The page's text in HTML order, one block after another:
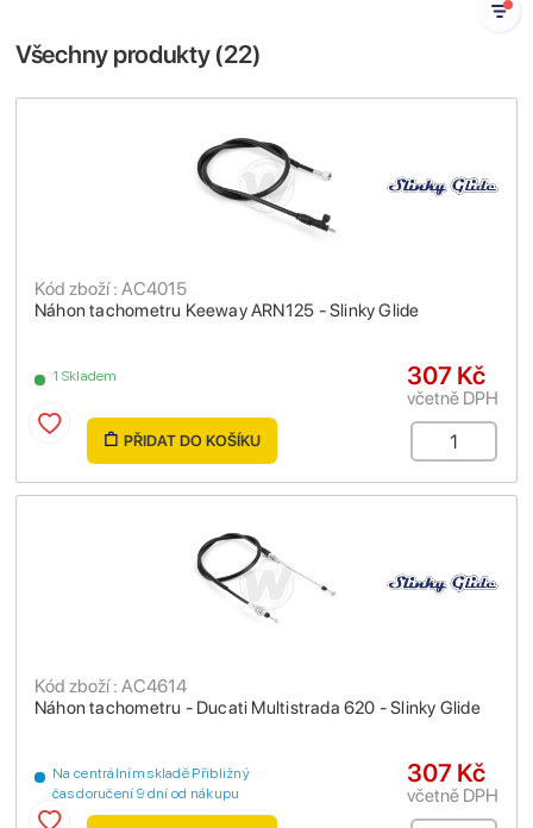
Všechny produkty (22)
Náhon tachometru Keeway ARN125 - Slinky Glide
Kód zboží : AC4015
1 Skladem 307 Kč
včetně DPH
PŘIDAT DO KOŠÍKU
Náhon tachometru - Ducati Multistrada 620 - Slinky Glide
Kód zboží : AC4614
Na centrálním skladě Přibližný
čas doručení 9 dní od nákupu
307 Kč
včetně DPH